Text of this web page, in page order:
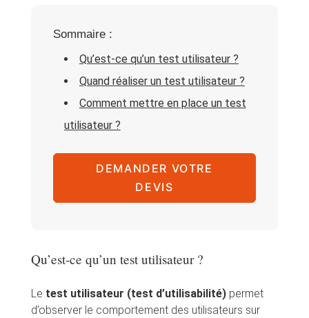
Sommaire :
Qu’est-ce qu’un test utilisateur ?
Quand réaliser un test utilisateur ?
Comment mettre en place un test
utilisateur ?
DEMANDER VOTRE
DEVIS
Qu’est-ce qu’un test utilisateur ?
Le test utilisateur (test d’utilisabilité)permet
d’observer le comportement des utilisateurs sur